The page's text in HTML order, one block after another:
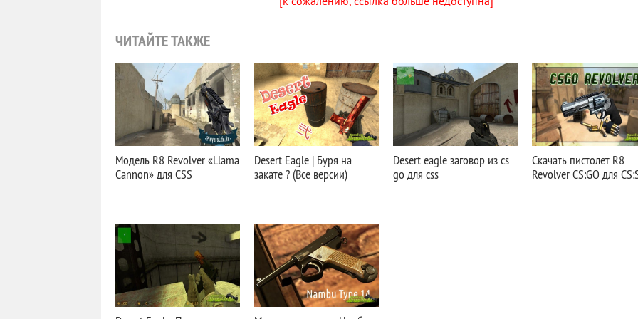
ЧИТАЙТЕ ТАКЖЕ
Модель R8 Revolver «Llama
Cannon» для CSS
Desert Eagle | Буря на
закате ? (Все версии)
Desert eagle заговор из cs
go для css
Скачать пистолет R8
Revolver CS:GO для